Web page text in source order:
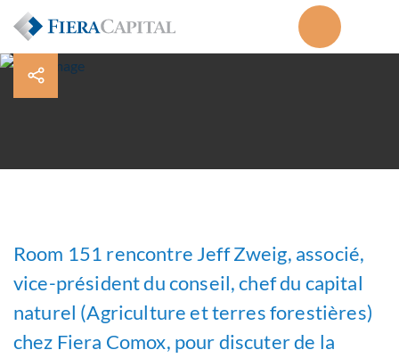
Room 151 rencontre Jeff Zweig, associé,
vice-président du conseil, chef du capital
naturel (Agriculture et terres forestières)
chez Fiera Comox, pour discuter de la